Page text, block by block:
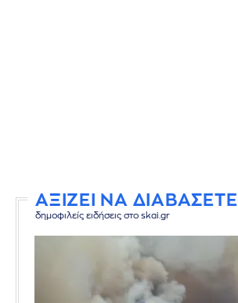
ΑΞΙΖΕΙ ΝΑ ΔΙΑΒΑΣΕΤΕ
δημοφιλείς ειδήσεις στο skai.gr